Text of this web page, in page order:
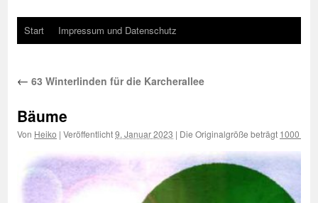
Start Impressum und Datenschutz
← 63 Winterlinden für die Karcherallee
Bäume
Von Heiko | Veröffentlicht9. Januar 2023 | Die Originalgröße beträgt 1000 ×